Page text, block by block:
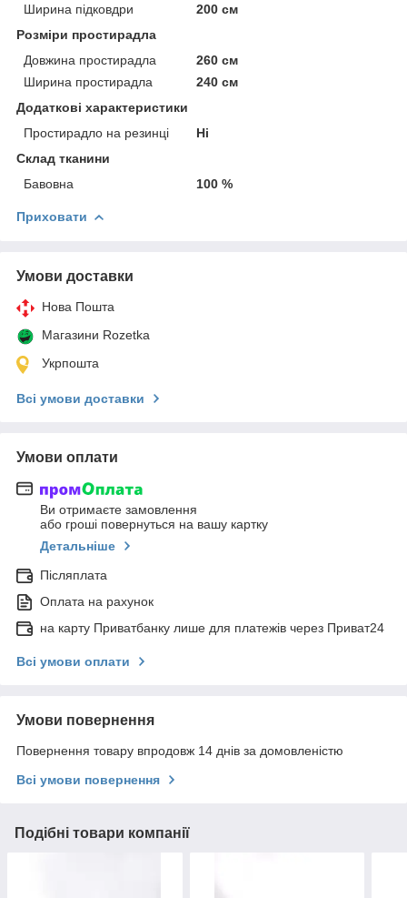
Ширина підковдри
200 см
Розміри простирадла
Довжина простирадла
260 см
Ширина простирадла
240 см
Додаткові характеристики
Простирадло на резинці
Ні
Склад тканини
Бавовна
100 %
Приховати
Умови доставки
Нова Пошта
Магазини Rozetka
Укрпошта
Всі умови доставки
Умови оплати
Ви отримаєте замовлення
або гроші повернуться на вашу картку
Детальніше
Післяплата
Оплата на рахунок
на карту Приватбанку лише для платежів через Приват24
Всі умови оплати
Умови повернення
Повернення товару впродовж 14 днів за домовленістю
Всі умови повернення
Подібні товари компанії